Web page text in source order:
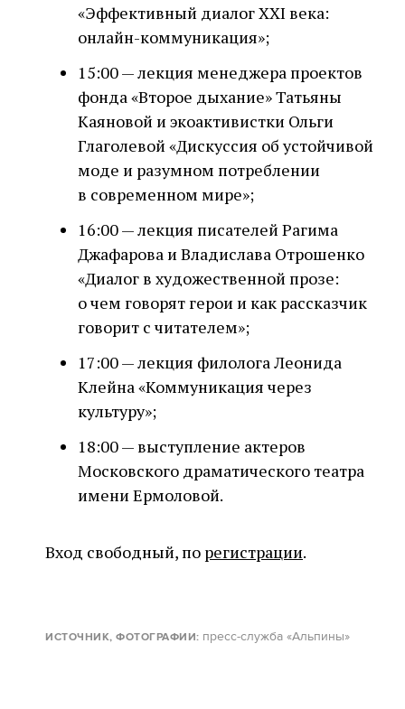
«Эффективный диалог ХХI века:
онлайн-коммуникация»;
15:00 — лекция менеджера проектов
фонда «Второе дыхание» Татьяны
Каяновой и экоактивистки Ольги
Глаголевой «Дискуссия об устойчивой
моде и разумном потреблении
в современном мире»;
16:00 — лекция писателей Рагима
Джафарова и Владислава Отрошенко
«Диалог в художественной прозе:
о чем говорят герои и как рассказчик
говорит с читателем»;
17:00 — лекция филолога Леонида
Клейна «Коммуникация через
культуру»;
18:00 — выступление актеров
Московского драматического театра
имени Ермоловой.
Вход свободный, по регистрации.
ИСТОЧНИК, ФОТОГРАФИИ: пресс-служба «Альпины»